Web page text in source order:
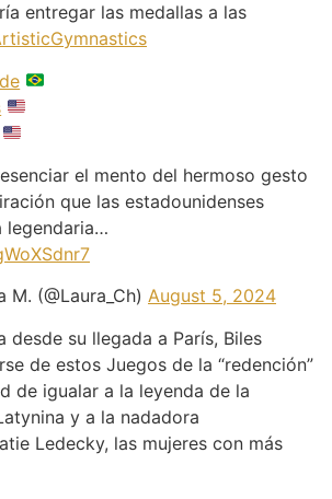
entregar las medallas a las
el mento del hermoso gesto
que las estadounidenses
legendaria…
(@Laura_Ch) August 5, 2024
desde su llegada a París, Biles
de estos Juegos de la “redención”
de igualar a la leyenda de la
y a la nadadora
Ledecky, las mujeres con más